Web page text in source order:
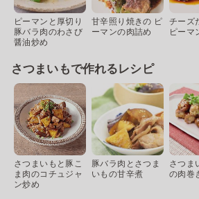
ピーマンと厚切り
豚バラ肉のわさび
醤油炒め
甘辛照り焼きの ピ
ーマンの肉詰め
チーズ
ピーマ
さつまいもで作れるレシピ
さつまいもと豚こ
ま肉のコチュジャ
ン炒め
豚バラ肉とさつま
いもの甘辛煮
さつま
の肉巻